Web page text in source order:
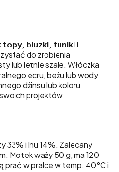
topy, bluzki, tuniki i
do zrobienia
lub letnie szale. Włóczka
ecru, beżu lub wody
dżinsu lub koloru
projektów
33% i lnu 14%. Zalecany
Motek waży 50 g, ma 120
prać w pralce w temp. 40°C i